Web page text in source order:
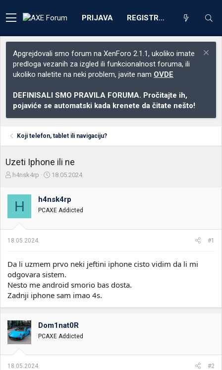
PRIJAVA REGISTRACIJA
Apgrejdovali smo forum na XenForo 2.1.1, ukoliko imate
predloga vezanih za izgled ili funkcionalnost foruma, ili
ukoliko naletite na neki problem, javite nam OVDE
DEFINISALI SMO PRAVILA FORUMA. Pročitajte ih,
pojaviće se automatski kada krenete da čitate nešto!
Koji telefon, tablet ili navigaciju?
Uzeti Iphone ili ne
Z
n
i
k
m
e
h4nsk4rp
D
u
m
o
a
n
a
18.05.2024.
H h4nsk4rp
PCAXE Addicted
18.05.2024. #1
Da li uzmem prvo neki jeftini iphone cisto vidim da li mi
odgovara sistem.
Nesto me android smorio bas dosta.
Zadnji iphone sam imao 4s.
Dom1nat0R
PCAXE Addicted
18.05.2024. #2